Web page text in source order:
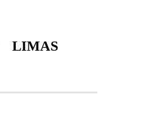
LIMAS